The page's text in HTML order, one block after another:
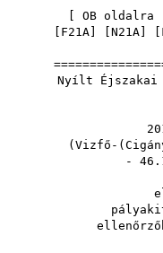
OB oldalra
F21A N21A
Nyílt Éjszakai
2013-
(Vizfő-
-